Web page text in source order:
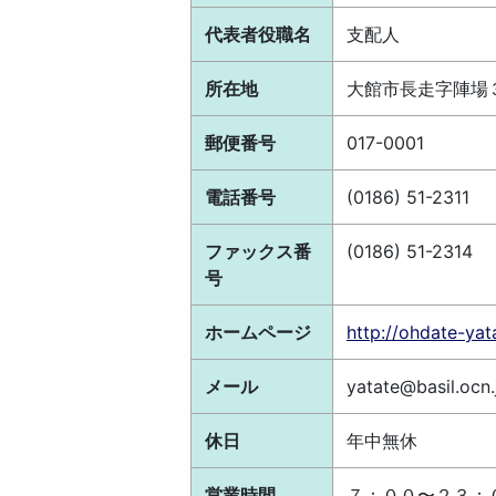
代表者役職名 支配人
所在地 大館市長走字陣場
郵便番号 017-0001
電話番号 (0186) 51-2311
ファックス番
号
(0186) 51-2314
ホームページ http://ohdate-
メール
休日 年中無休